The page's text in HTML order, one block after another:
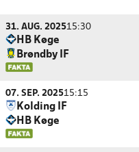
31. AUG. 202515:30
HB Køge
Brøndby IF
07. SEP. 202515:15
Kolding IF
HB Køge